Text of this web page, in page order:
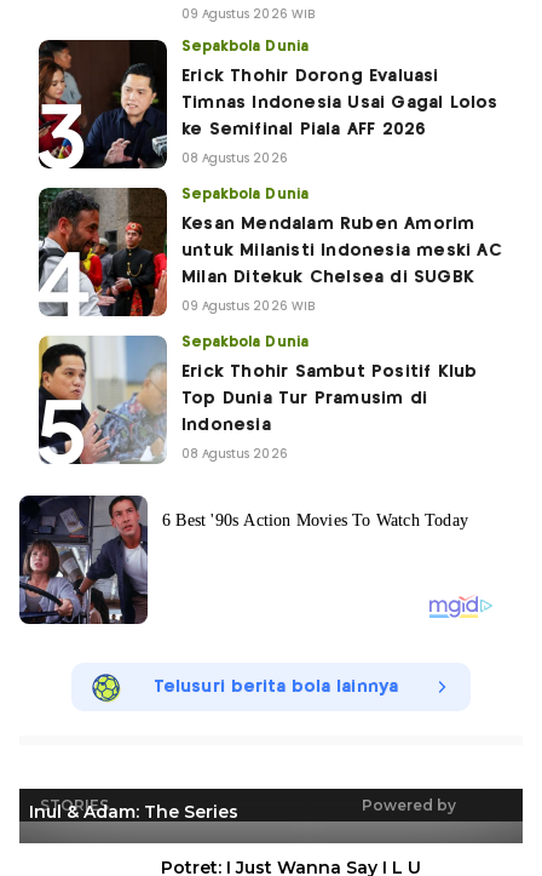
09 Agustus 2026 WIB
Sepakbola Dunia
Erick Thohir Dorong Evaluasi
Timnas Indonesia Usai Gagal Lolos
ke Semifinal Piala AFF 2026
08 Agustus 2026
Sepakbola Dunia
Kesan Mendalam Ruben Amorim
untuk Milanisti Indonesia meski AC
Milan Ditekuk Chelsea di SUGBK
09 Agustus 2026 WIB
Sepakbola Dunia
Erick Thohir Sambut Positif Klub
Top Dunia Tur Pramusim di
Indonesia
08 Agustus 2026
Telusuri berita bola lainnya